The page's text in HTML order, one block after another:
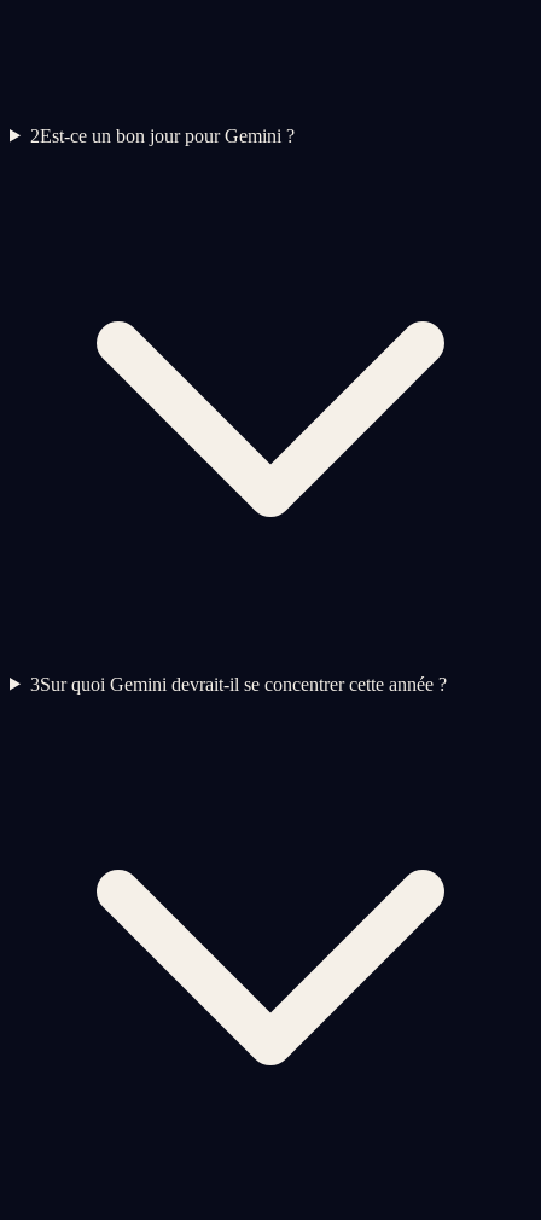
2Est-ce un bon jour pour Gemini ?
3Sur quoi Gemini devrait-il se concentrer cette année ?